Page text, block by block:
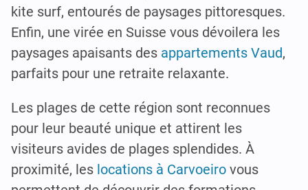
kite surf, entourés de paysages pittoresques.
Enfin, une virée en Suisse vous dévoilera les
paysages apaisants des appartements Vaud,
parfaits pour une retraite relaxante.
Les plages de cette région sont reconnues
pour leur beauté unique et attirent les
visiteurs avides de plages splendides. À
proximité, les locations à Carvoeiro vous